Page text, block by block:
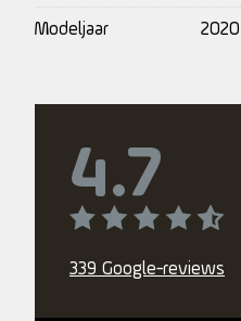
Modeljaar 2020
4.7
339 Google-reviews